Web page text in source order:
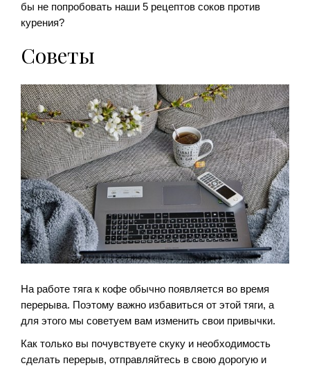
бы не попробовать наши 5 рецептов соков против
курения?
Советы
На работе тяга к кофе обычно появляется во время
перерыва. Поэтому важно избавиться от этой тяги, а
для этого мы советуем вам изменить свои привычки.
Как только вы почувствуете скуку и необходимость
сделать перерыв, отправляйтесь в свою дорогую и